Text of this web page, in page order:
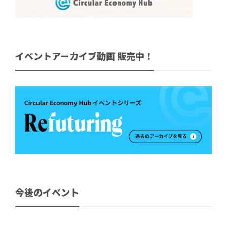
イベントアーカイブ動画 販売中！
今後のイベント